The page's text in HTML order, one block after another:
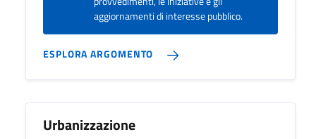
aggiornamenti di interesse pubblico.
ESPLORA ARGOMENTO
Urbanizzazione